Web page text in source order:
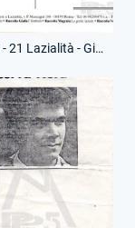
Cartolina - 21 Lazialità - Giugno 1987 - Lazio-L.R.Vicenza - Riproduzione Moderna - (Retro)